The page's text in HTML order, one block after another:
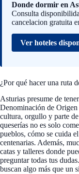
Donde dormir en
Consulta
cancelacion gratuita
Ver hoteles
¿Por qué hacer una ruta
Asturias presume de
Denominación de
cultura, orgullo y parte
queserías no es solo
pueblos, cómo se cuida
centenarias. Además,
catas y talleres donde
preguntar todas tus
buscan algo más que un